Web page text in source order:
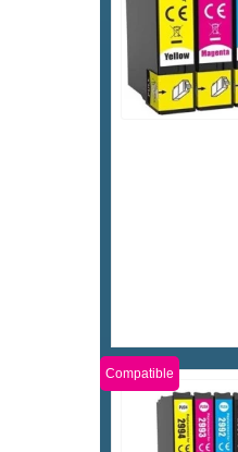
Compatible